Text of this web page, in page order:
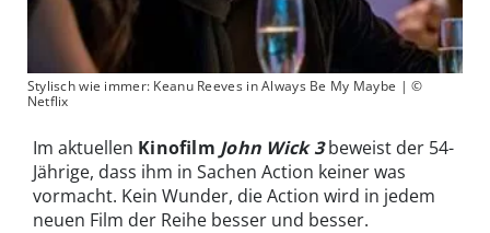
Stylisch wie immer: Keanu Reeves in Always Be My Maybe | ©
Netflix
Im aktuellen Kinofilm John Wick 3beweist der 54-
Jährige, dass ihm in Sachen Action keiner was
vormacht. Kein Wunder, die Action wird in jedem
neuen Film der Reihe besser und besser.